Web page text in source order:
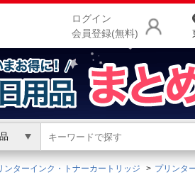
ログイン
会員登録(無料)
商
ラン
ンターインク・トナーカートリッジ プリンタ